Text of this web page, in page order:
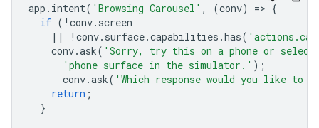
app . intent( 'Browsing Carousel' , (conv) => {
if ( ! conv. screen
||
! conv. surface.capabilities .has(
conv.ask( 'Sorry, try this on a phone or
'phone surface in the simulator.' );
conv.ask( 'Which response would you like to
return ;
}